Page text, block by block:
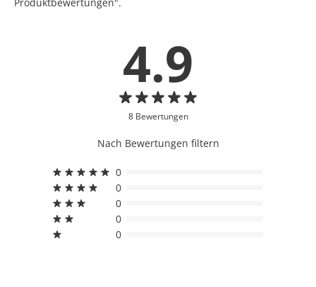
4.9
8 Bewertungen
Nach Bewertungen filtern
0
0
0
0
0